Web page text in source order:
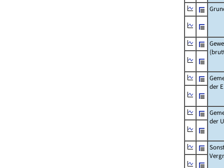
der
der